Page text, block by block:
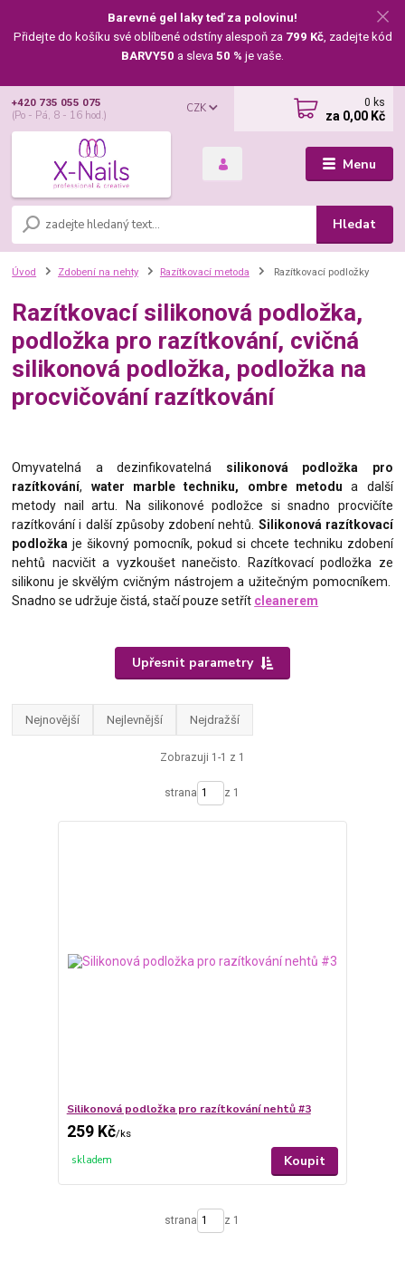
Barevné gel laky teď za polovinu!
Přidejte do košíku své oblíbené odstíny alespoň za 799 Kč, zadejte kód
BARVY50 a sleva 50 % je vaše.
Menu
CZK
Hledat
+420 735 055 075
(Po - Pá, 8 - 16 hod.)
0 ks
za 0,00 Kč
Úvod Zdobení na nehty Razítkovací metoda Razítkovací podložky
Razítkovací silikonová podložka,
podložka pro razítkování, cvičná
silikonová podložka, podložka na
procvičování razítkování
Omyvatelná a dezinfikovatelná silikonová podložka pro
razítkování, water marble techniku, ombre metodu a další
metody nail artu. Na silikonové podložce si snadno procvičíte
razítkování i další způsoby zdobení nehtů. Silikonová razítkovací
podložka je šikovný pomocník, pokud si chcete techniku zdobení
nehtů nacvičit a vyzkoušet nanečisto. Razítkovací podložka ze
silikonu je skvělým cvičným nástrojem a užitečným pomocníkem.
Snadno se udržuje čistá, stačí pouze setřít cleanerem
Upřesnit parametry
Nejnovější Nejlevnější Nejdražší
Zobrazuji 1-1 z 1
strana z 1
Silikonová podložka pro razítkování nehtů #3
259 Kč/ks
skladem Koupit
strana z 1